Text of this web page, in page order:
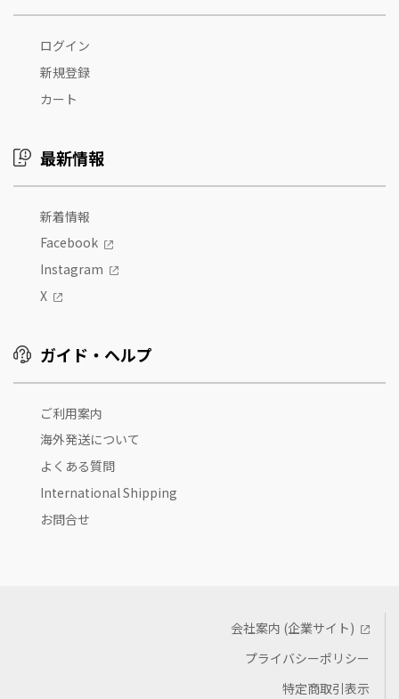
ログイン
新規登録
カート
最新情報
新着情報
Facebook
Instagram
X
ガイド・ヘルプ
ご利用案内
海外発送について
よくある質問
International Shipping
お問合せ
会社案内 (企業サイト)
プライバシーポリシー
特定商取引表示